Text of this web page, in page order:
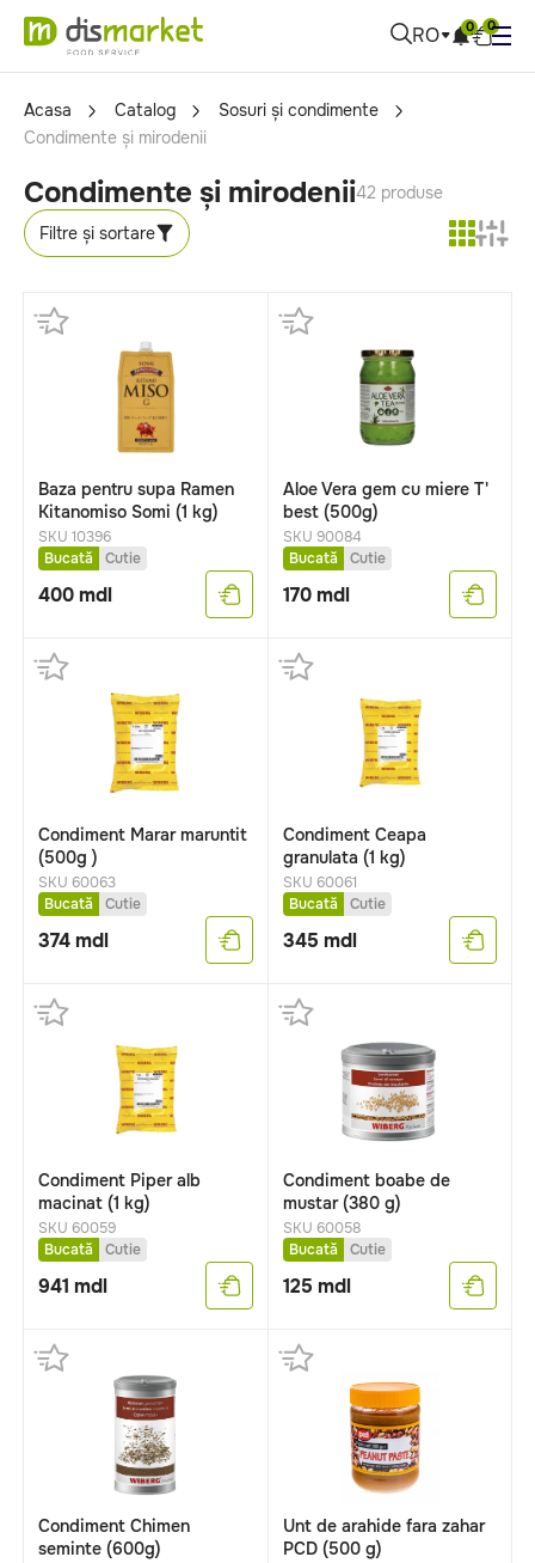
RO 0 0
Acasa Catalog
Sosuri și condimente
Condimente și mirodenii
Condimente și mirodenii42 produse
Filtre și sortare
Baza pentru supa Ramen
Kitanomiso Somi (1 kg)
SKU 10396
Bucată
Cutie
400mdl
Aloe Vera gem cu miere T'
best (500g)
SKU 90084
Bucată
Cutie
170mdl
Condiment Marar maruntit
(500g )
SKU 60063
Bucată
Cutie
374mdl
Condiment Ceapa
granulata (1 kg)
SKU 60061
Bucată
Cutie
345 mdl
Condiment Piper alb
macinat (1 kg)
SKU 60059
Bucată
Cutie
941 mdl
Condiment boabe de
mustar (380 g)
SKU 60058
Bucată
Cutie
125 mdl
Condiment Chimen
seminte (600g)
Unt de arahide fara zahar
PCD (500 g)